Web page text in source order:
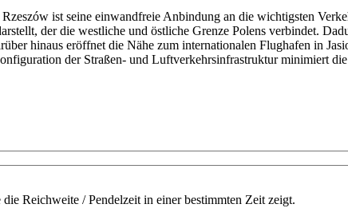
ist seine einwandfreie Anbindung an die wichtigsten
der die westliche und östliche Grenze Polens verbindet.
hinaus eröffnet die Nähe zum internationalen Flughafen in
der Straßen- und Luftverkehrsinfrastruktur minimiert
Reichweite / Pendelzeit in einer bestimmten Zeit zeigt.